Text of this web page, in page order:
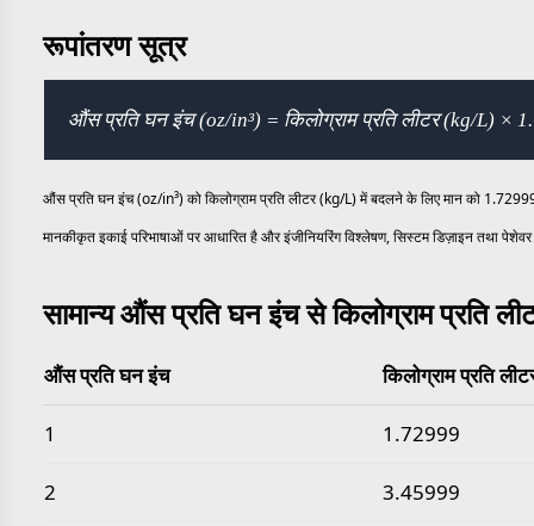
रूपांतरण सूत्र
औंस प्रति घन इंच (oz/in³) = किलोग्राम प्रति लीटर (kg/L) ×
औंस प्रति घन इंच (oz/in³) को किलोग्राम प्रति लीटर (kg/L) में बदलने के लिए मान को
मानकीकृत इकाई परिभाषाओं पर आधारित है और इंजीनियरिंग विश्लेषण, सिस्टम डिज़ाइन तथा
सामान्य औंस प्रति घन इंच से किलोग्राम प्रति
सामान्य औंस प्रति घन इंच से किलोग्राम प्रति लीटर मान
औंस प्रति घन इंच किलोग्राम प्रति
1 1.72999
2 3.45999